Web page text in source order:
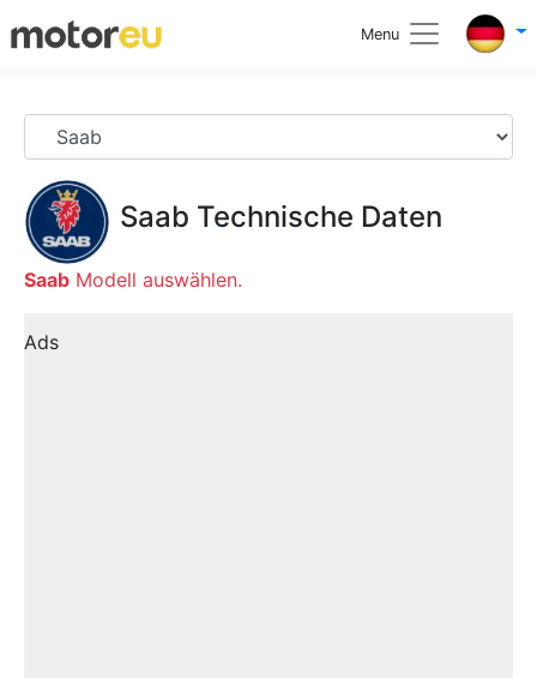
Menu
Saab Technische Daten
Saab Modell auswählen.
Ads